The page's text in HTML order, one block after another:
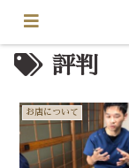
評判
お店について